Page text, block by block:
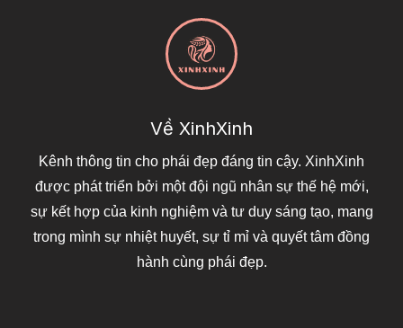
Về XinhXinh
Kênh thông tin cho phái đẹp đáng tin cậy. XinhXinh
được phát triển bởi một đội ngũ nhân sự thế hệ mới,
sự kết hợp của kinh nghiệm và tư duy sáng tạo, mang
trong mình sự nhiệt huyết, sự tỉ mỉ và quyết tâm đồng
hành cùng phái đẹp.